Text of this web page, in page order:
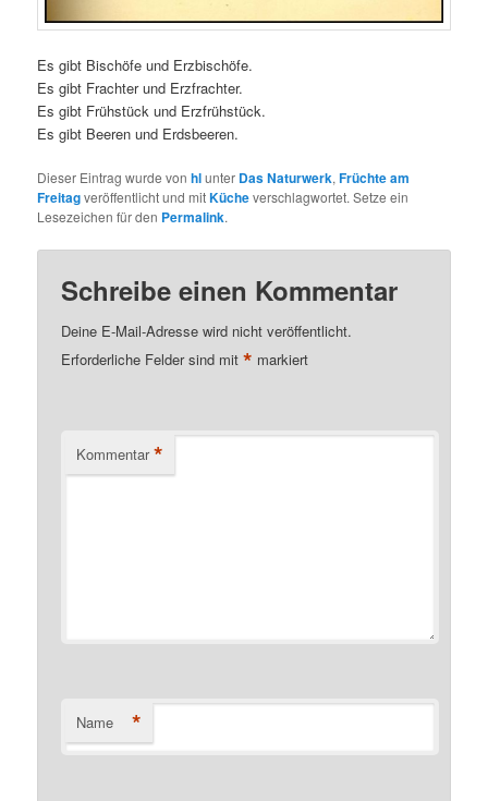
Es gibt Bischöfe und Erzbischöfe.
Es gibt Frachter und Erzfrachter.
Es gibt Frühstück und Erzfrühstück.
Es gibt Beeren und Erdsbeeren.
Dieser Eintrag wurde vonhlunter Das Naturwerk,Früchte am
Freitagveröffentlicht und mitKücheverschlagwortet. Setze ein
Lesezeichen für den Permalink.
Schreibe einen Kommentar
Deine E-Mail-Adresse wird nicht veröffentlicht.
Erforderliche Felder sind mit* markiert
Kommentar *
Name *